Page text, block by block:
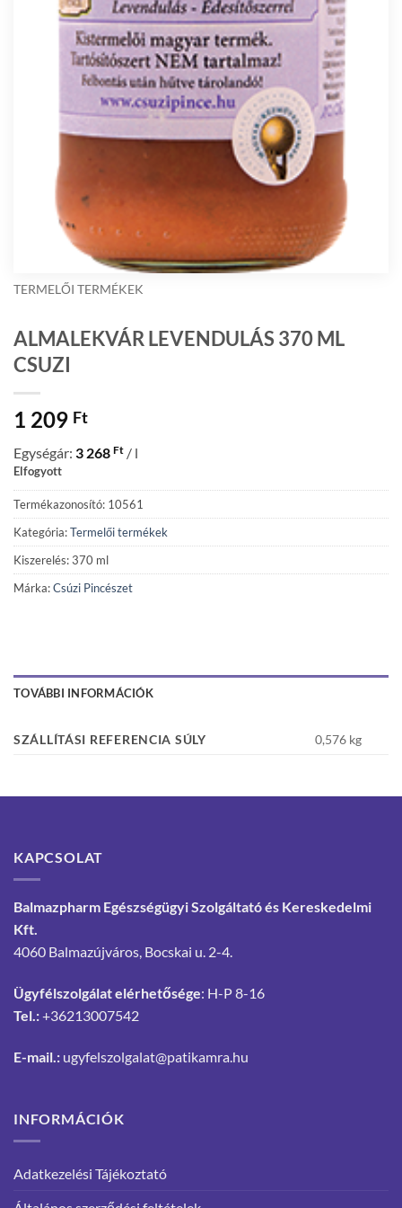
TERMELŐI TERMÉKEK
ALMALEKVÁR LEVENDULÁS 370 ML
CSUZI
1 209 Ft
Egységár: 3 268 Ft / l
Elfogyott
Termékazonosító: 10561
Kategória:Termelői termékek
Kiszerelés: 370 ml
Márka:Csúzi Pincészet
TOVÁBBI INFORMÁCIÓK
SZÁLLÍTÁSI REFERENCIA SÚLY 0,576 kg
KAPCSOLAT
Balmazpharm Egészségügyi Szolgáltató és Kereskedelmi
Kft.
4060 Balmazújváros, Bocskai u. 2-4.
Ügyfélszolgálat elérhetősége: H-P 8-16
Tel.:+36213007542
E-mail.: ugyfelszolgalat@patikamra.hu
INFORMÁCIÓK
Adatkezelési Tájékoztató